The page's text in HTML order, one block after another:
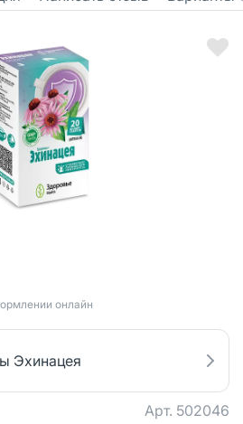
онлайн
Эхинацея
Арт. 502046